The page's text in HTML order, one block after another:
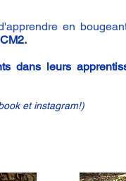
en
dans leurs
et instagram!)